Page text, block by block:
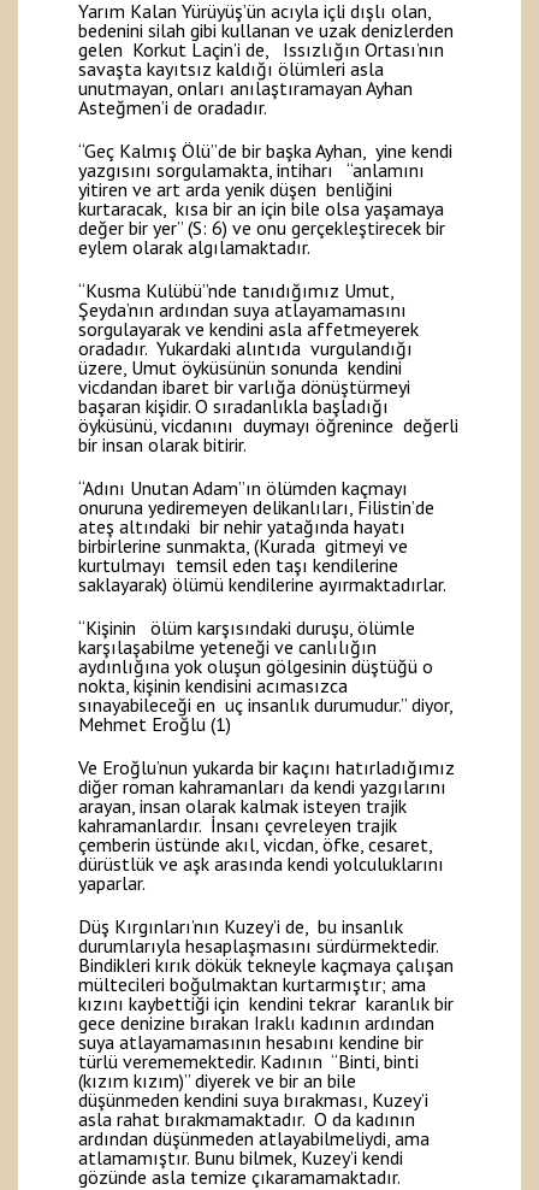
Yarım Kalan Yürüyüş’ün acıyla içli dışlı olan,
bedenini silah gibi kullanan ve uzak denizlerden
gelen Korkut Laçin’i de, Issızlığın Ortası’nın
savaşta kayıtsız kaldığı ölümleri asla
unutmayan, onları anılaştıramayan Ayhan
Asteğmen’i de oradadır.
“Geç Kalmış Ölü”de bir başka Ayhan, yine kendi
yazgısını sorgulamakta, intiharı “anlamını
yitiren ve art arda yenik düşen benliğini
kurtaracak, kısa bir an için bile olsa yaşamaya
değer bir yer” (S: 6) ve onu gerçekleştirecek bir
eylem olarak algılamaktadır.
“Kusma Kulübü”nde tanıdığımız Umut,
Şeyda’nın ardından suya atlayamamasını
sorgulayarak ve kendini asla affetmeyerek
oradadır. Yukardaki alıntıda vurgulandığı
üzere, Umut öyküsünün sonunda kendini
vicdandan ibaret bir varlığa dönüştürmeyi
başaran kişidir. O sıradanlıkla başladığı
öyküsünü, vicdanını duymayı öğrenince değerli
bir insan olarak bitirir.
“Adını Unutan Adam”ın ölümden kaçmayı
onuruna yediremeyen delikanlıları, Filistin’de
ateş altındaki bir nehir yatağında hayatı
birbirlerine sunmakta, (Kurada gitmeyi ve
kurtulmayı temsil eden taşı kendilerine
saklayarak) ölümü kendilerine ayırmaktadırlar.
“Kişinin ölüm karşısındaki duruşu, ölümle
karşılaşabilme yeteneği ve canlılığın
aydınlığına yok oluşun gölgesinin düştüğü o
nokta, kişinin kendisini acımasızca
sınayabileceği en uç insanlık durumudur.” diyor,
Mehmet Eroğlu (1)
Ve Eroğlu’nun yukarda bir kaçını hatırladığımız
diğer roman kahramanları da kendi yazgılarını
arayan, insan olarak kalmak isteyen trajik
kahramanlardır. İnsanı çevreleyen trajik
çemberin üstünde akıl, vicdan, öfke, cesaret,
dürüstlük ve aşk arasında kendi yolculuklarını
yaparlar.
Düş Kırgınları’nın Kuzey’i de, bu insanlık
durumlarıyla hesaplaşmasını sürdürmektedir.
Bindikleri kırık dökük tekneyle kaçmaya çalışan
mültecileri boğulmaktan kurtarmıştır; ama
kızını kaybettiği için kendini tekrar karanlık bir
gece denizine bırakan Iraklı kadının ardından
suya atlayamamasının hesabını kendine bir
türlü verememektedir. Kadının “Binti, binti
(kızım kızım)” diyerek ve bir an bile
düşünmeden kendini suya bırakması, Kuzey’i
asla rahat bırakmamaktadır. O da kadının
ardından düşünmeden atlayabilmeliydi, ama
atlamamıştır. Bunu bilmek, Kuzey’i kendi
gözünde asla temize çıkaramamaktadır.